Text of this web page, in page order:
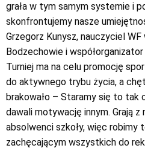
grała w tym samym systemie i
skonfrontujemy nasze
Grzegorz Kunysz, nauczyciel
Bodzechowie i współorganizator
Turniej ma na celu promocję
do aktywnego trybu życia, a
brakowało – Staramy się to tak
dawali motywację innym. Grają z
absolwenci szkoły, więc
zachęcającym wszystkich do